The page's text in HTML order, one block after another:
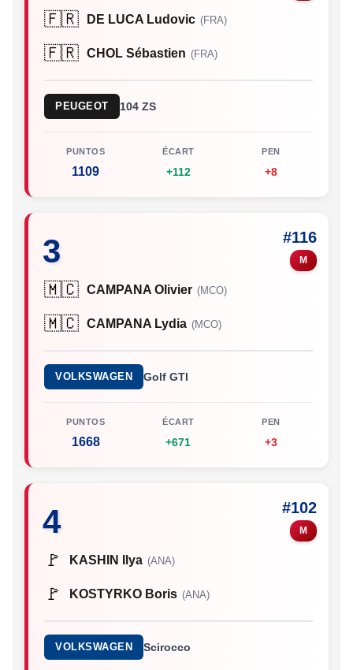
🇫🇷 DE LUCA Ludovic (FRA)
🇫🇷 CHOL Sébastien (FRA)
PEUGEOT 104 ZS
PUNTOS
1109
ÉCART
+112
PEN
+8
3 #116
M
🇲🇨 CAMPANA Olivier (MCO)
🇲🇨 CAMPANA Lydia (MCO)
VOLKSWAGEN Golf GTI
PUNTOS
1668
ÉCART
+671
PEN
+3
4 #102
M
🚩 KASHIN Ilya (ANA)
🚩 KOSTYRKO Boris (ANA)
VOLKSWAGEN Scirocco